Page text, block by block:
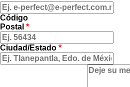
Código
Postal *
Ciudad/Estado *